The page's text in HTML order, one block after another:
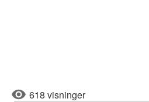
618 visninger